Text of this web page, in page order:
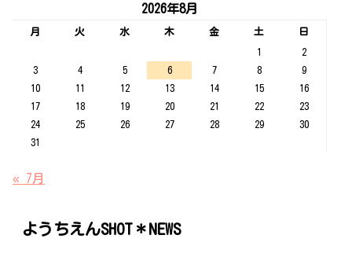
2026年8月
月 火 水 木 金 土
日
1
2
3
4 5 6 7 8
9
10
11 12 13 14 15
16
17
18 19 20 21 22
23
24
25 26 27 28 29
30
31
« 7月
ようちえんSHOT＊NEWS